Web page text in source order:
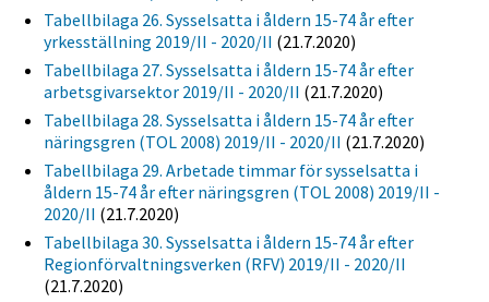
Tabellbilaga 26. Sysselsatta i åldern 15-74 år efter
yrkesställning 2019/II - 2020/II (21.7.2020)
Tabellbilaga 27. Sysselsatta i åldern 15-74 år efter
arbetsgivarsektor 2019/II - 2020/II (21.7.2020)
Tabellbilaga 28. Sysselsatta i åldern 15-74 år efter
näringsgren (TOL 2008) 2019/II - 2020/II (21.7.2020)
Tabellbilaga 29. Arbetade timmar för sysselsatta i
åldern 15-74 år efter näringsgren (TOL 2008) 2019/II -
2020/II (21.7.2020)
Tabellbilaga 30. Sysselsatta i åldern 15-74 år efter
Regionförvaltningsverken (RFV) 2019/II - 2020/II
(21.7.2020)